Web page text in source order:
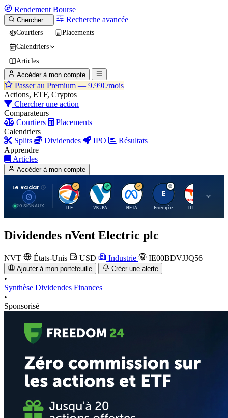
Rendement Bourse
Chercher… Recherche avancée
Courtiers
Placements
Calendriers
Articles
Accéder à mon compte
Passer au Premium — 9.99€/mois
Actions, ETF, Cryptos
Chercher une action
Comparateurs
Courtiers
Placements
Calendriers
Splits
Dividendes IPO
Résultats
Apprendre
Articles
Accéder à mon compte
Le Radar
20 SIGNAUX
T
TTE
V
VK.PA
M
META
E
Energie
T
TTE.PA
Dividendes nVent Electric plc
NVT États-Unis USD Industrie IE00BDVJJQ56
Ajouter à mon portefeuille Créer une alerte
•
Synthèse Dividendes Finances
•
Sponsorisé